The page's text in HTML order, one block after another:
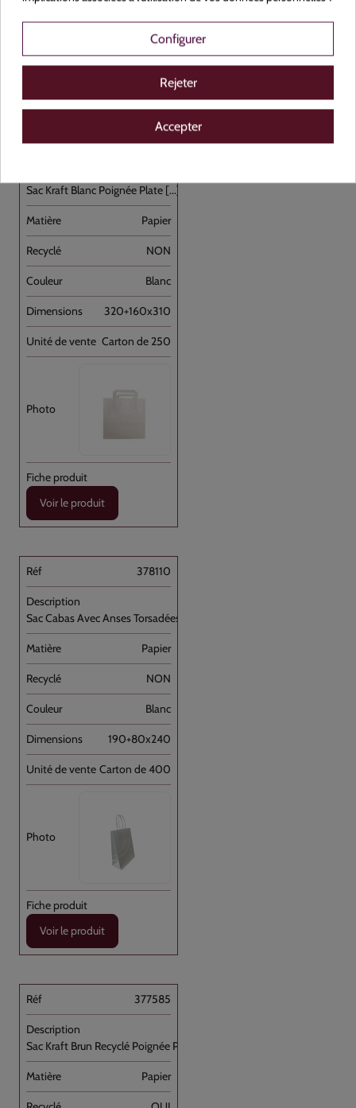
377040
Sac Kraft Blanc Poignée Plate [...]
Papier
NON
Blanc
320+160x310
Carton de 250
Voir le produit
378110
Sac Cabas Avec Anses Torsadées Blanc [...]
Papier
NON
Blanc
190+80x240
Carton de 400
Voir le produit
377585
Sac Kraft Brun Recyclé Poignée Plate [...]
Papier
Configurer
Rejeter
Accepter